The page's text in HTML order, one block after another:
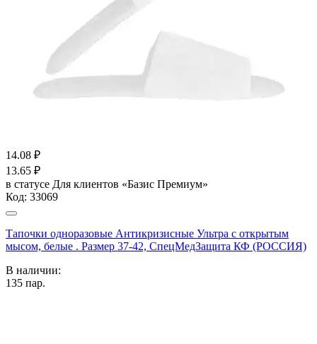
14.08 ₽
13.65 ₽
в статусе Для клиентов «Базис Премиум»
Код: 33069
Тапочки одноразовые Антикризисные Ультра с открытым
мысом, белые . Размер 37-42, СпецМедЗащита КФ (РОССИЯ)
В наличии:
135 пар.